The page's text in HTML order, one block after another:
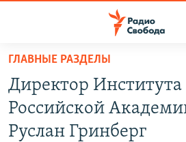
упрощенного
доступа
Вернуться
основному
ПОДКАСТЫ
АВТОРСКИЕ ПРОЕКТЫ
ГЛАВНЫЕ РАЗДЕЛЫ
Директор
Российской
Руслан Гринберг